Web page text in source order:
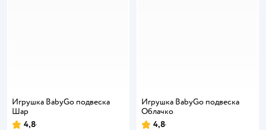
Игрушка BabyGo подвеска
Шар
4,8
Игрушка BabyGo подвеска
Облачко
4,8